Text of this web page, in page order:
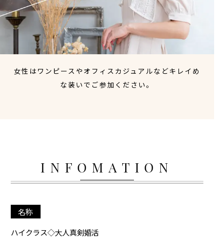
女性はワンピースやオフィスカジュアルなどキレイめ
な装いでご参加ください。
INFOMATION
名称
ハイクラス◇大人真剣婚活